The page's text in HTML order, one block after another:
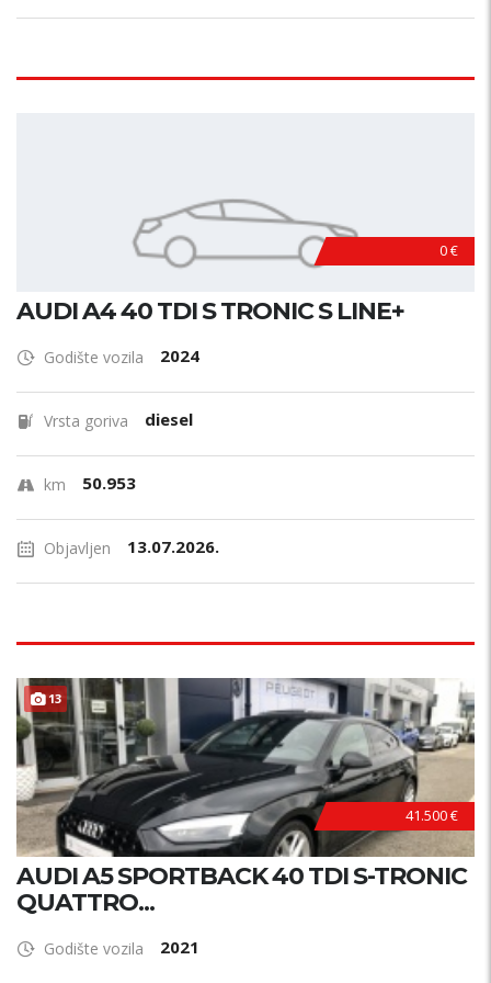
0 €
AUDI A4 40 TDI S TRONIC S LINE+
Godište vozila 2024
Vrsta goriva diesel
km 50.953
Objavljen 13.07.2026.
13
41.500 €
AUDI A5 SPORTBACK 40 TDI S-TRONIC
QUATTRO...
Godište vozila 2021